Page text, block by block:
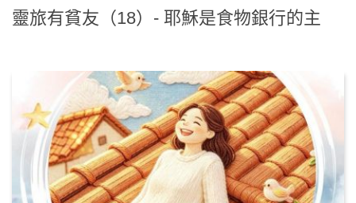
靈旅有貧友（18）- 耶穌是食物銀行的主